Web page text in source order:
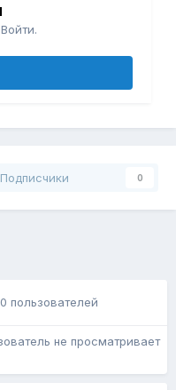
Подписчики 0
0 пользователей
не просматривает